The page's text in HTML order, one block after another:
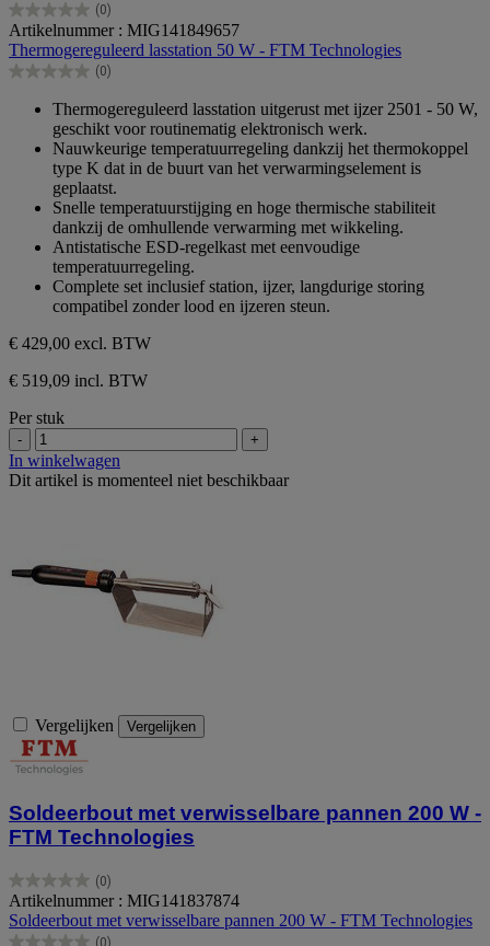
(0)
0.0
van
de
5
Artikelnummer : MIG141849657
Thermogereguleerd lasstation 50 W - FTM Technologies
(0)
0.0
sterren.
Thermogereguleerd lasstation uitgerust met ijzer 2501 - 50 W,
geschikt voor routinematig elektronisch werk.
Nauwkeurige temperatuurregeling dankzij het thermokoppel
type K dat in de buurt van het verwarmingselement is
geplaatst.
Snelle temperatuurstijging en hoge thermische stabiliteit
dankzij de omhullende verwarming met wikkeling.
Antistatische ESD-regelkast met eenvoudige
temperatuurregeling.
Complete set inclusief station, ijzer, langdurige storing
compatibel zonder lood en ijzeren steun.
€ 429,00 excl. BTW
€ 519,09 incl. BTW
Per stuk
- +
In winkelwagen
Dit artikel is momenteel niet beschikbaar
Vergelijken Vergelijken
Soldeerbout met verwisselbare pannen 200 W -
FTM Technologies
(0)
0.0
van
de
Artikelnummer : MIG141837874
Soldeerbout met verwisselbare pannen 200 W - FTM Technologies
(0)